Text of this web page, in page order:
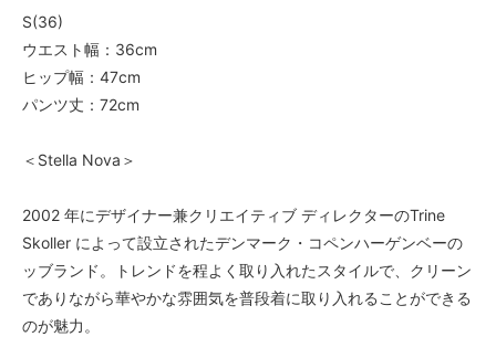
S(36)
ウエスト幅：36cm
ヒップ幅：47cm
パンツ丈：72cm
＜Stella Nova＞
2002 年にデザイナー兼クリエイティブ ディレクターのTrine
Skoller によって設立されたデンマーク・コペンハーゲンベーの
ッブランド。トレンドを程よく取り入れたスタイルで、クリーン
でありながら華やかな雰囲気を普段着に取り入れることができる
のが魅力。